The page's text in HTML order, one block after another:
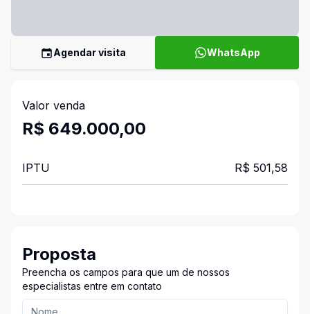
Agendar visita WhatsApp
Valor venda
R$ 649.000,00
IPTU R$ 501,58
Proposta
Preencha os campos para que um de nossos
especialistas entre em contato